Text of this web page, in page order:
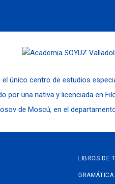
el único centro de estudios
por una nativa y licenciada en
de Moscú, en el
LIBROS DE
GRAMÁTICA